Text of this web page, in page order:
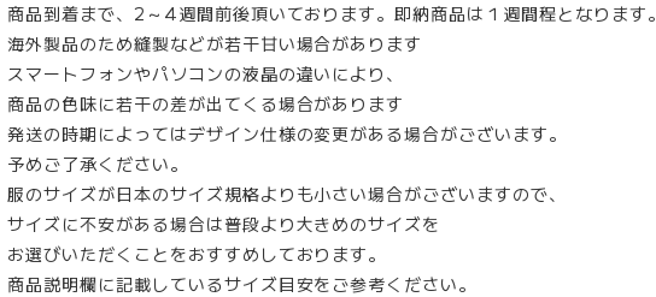
商品到着まで、2～4週間前後頂いております。即納商品は１週間程となります。
海外製品のため縫製などが若干甘い場合があります
スマートフォンやパソコンの液晶の違いにより、
商品の色味に若干の差が出てくる場合があります
発送の時期によってはデザイン仕様の変更がある場合がございます。
予めご了承ください。
服のサイズが日本のサイズ規格よりも小さい場合がございますので、
サイズに不安がある場合は普段より大きめのサイズを
お選びいただくことをおすすめしております。
商品説明欄に記載しているサイズ目安をご参考ください。